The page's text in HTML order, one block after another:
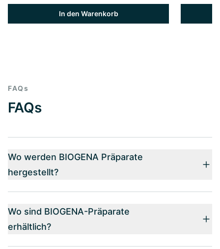
In den Warenkorb
FAQs
FAQs
Wo werden BIOGENA Präparate
hergestellt?
Wo sind BIOGENA-Präparate
erhältlich?